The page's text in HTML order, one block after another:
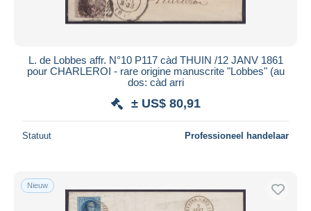
L. de Lobbes affr. N°10 P117 càd THUIN /12 JANV 1861
pour CHARLEROI - rare origine manuscrite "Lobbes" (au
dos: càd arri
± US$ 80,91
Statuut Professioneel handelaar
Nieuw